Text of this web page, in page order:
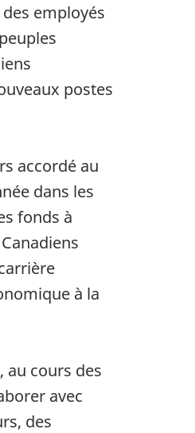
employés
postes
accordé au
dans les
fonds à
à la
au cours des
avec
des